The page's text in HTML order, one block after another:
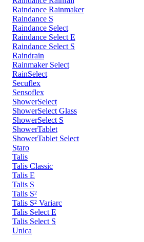
Raindance Rainmaker
Raindance S
Raindance Select
Raindance Select E
Raindance Select S
Raindrain
Rainmaker Select
RainSelect
Secuflex
Sensoflex
ShowerSelect
ShowerSelect Glass
ShowerSelect S
ShowerTablet
ShowerTablet Select
Staro
Talis
Talis Classic
Talis E
Talis S
Talis S²
Talis S² Variarc
Talis Select E
Talis Select S
Unica